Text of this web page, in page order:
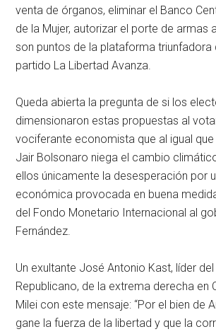
venta de órganos, eliminar el Banco
de la Mujer, autorizar el porte de armas
son puntos de la plataforma triunfadora
partido La Libertad Avanza.
Queda abierta la pregunta de si los
dimensionaron estas propuestas al
vociferante economista que al igual que
Jair Bolsonaro niega el cambio
ellos únicamente la desesperación por
económica provocada en buena
del Fondo Monetario Internacional al
Fernández.
Un exultante José Antonio Kast, líder
Republicano, de la extrema derecha en
Milei con este mensaje: “Por el bien de
gane la fuerza de la libertad y que la